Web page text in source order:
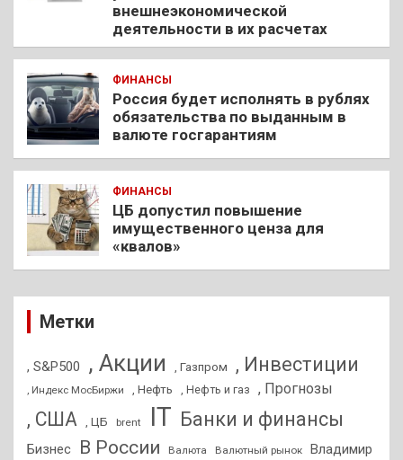
внешнеэкономической
деятельности в их расчетах
ФИНАНСЫ
Россия будет исполнять в рублях
обязательства по выданным в
валюте госгарантиям
ФИНАНСЫ
ЦБ допустил повышение
имущественного ценза для
«квалов»
Метки
, S&P500 , Акции , Газпром , Инвестиции
, Индекс МосБиржи , Нефть , Нефть и газ , Прогнозы
, США , ЦБ brent IT Банки и финансы
Бизнес В России Валюта Валютный рынок
Владимир